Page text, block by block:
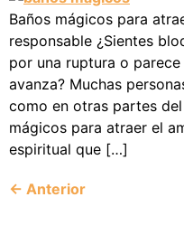
Baños mágicos para
responsable ¿Sientes
por una ruptura o
avanza? Muchas
como en otras partes
mágicos para atraer el
espiritual que […]
← Anterior